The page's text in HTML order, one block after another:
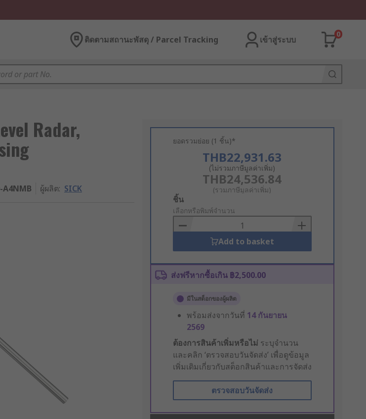
ติดตามสถานะพัสดุ / Parcel Tracking เข้าสู่ระบบ
0
Radar,
A4NMB ผู้ผลิต: SICK
ยอดรวมย่อย (1 ชิ้น)*
THB22,931.63
(ไม่รวมภาษีมูลค่าเพิ่ม)
THB24,536.84
(รวมภาษีมูลค่าเพิ่ม)
Add
to
Basket
ชิ้น
เลือกหรือพิมพ์จำนวน
Add to basket
ส่งฟรีหากซื้อเกิน ฿2,500.00
มีในสต็อกของผู้ผลิต
พร้อมส่งจากวันที่ 14 กันยายน
2569
ต้องการสินค้าเพิ่มหรือไม่ ระบุจำนวน
และคลิก ‘ตรวจสอบวันจัดส่ง’ เพื่อดูข้อมูล
เพิ่มเติมเกี่ยวกับสต็อกสินค้าและการจัดส่ง
ตรวจสอบวันจัดส่ง